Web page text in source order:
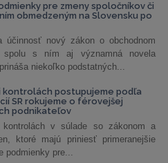
pre zmeny spoločníkov či
obmedzeným na Slovensku po
účinnosť nový zákon o obchodnom
s ním aj významná novela
niekoľko podstatných...
kontrolách postupujeme podľa
SR rokujeme o férovejšej
podnikateľov
kontrolách v súlade so zákonom a
ktoré majú priniesť primeranejšie
podmienky pre...